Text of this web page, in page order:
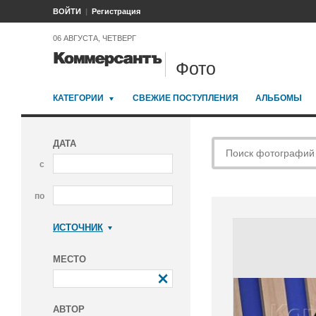
ВОЙТИ Регистрация
06 АВГУСТА, ЧЕТВЕРГ
Фото
КАТЕГОРИИ СВЕЖИЕ ПОСТУПЛЕНИЯ АЛЬБОМЫ
ДАТА
с
по
ИСТОЧНИК
МЕСТО
АВТОР